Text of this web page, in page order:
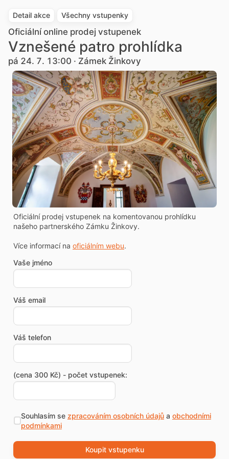
Detail akce Všechny vstupenky
Oficiální online prodej vstupenek
Vznešené patro prohlídka
pá 24. 7. 13:00 · Zámek Žinkovy
Oficiální prodej vstupenek na komentovanou prohlídku
našeho partnerského Zámku Žinkovy.
Více informací na oficiálním webu.
Vaše jméno
Váš email
Váš telefon
(cena 300 Kč) - počet vstupenek:
Souhlasím se zpracováním osobních údajůa obchodními
podmínkami
Koupit vstupenku